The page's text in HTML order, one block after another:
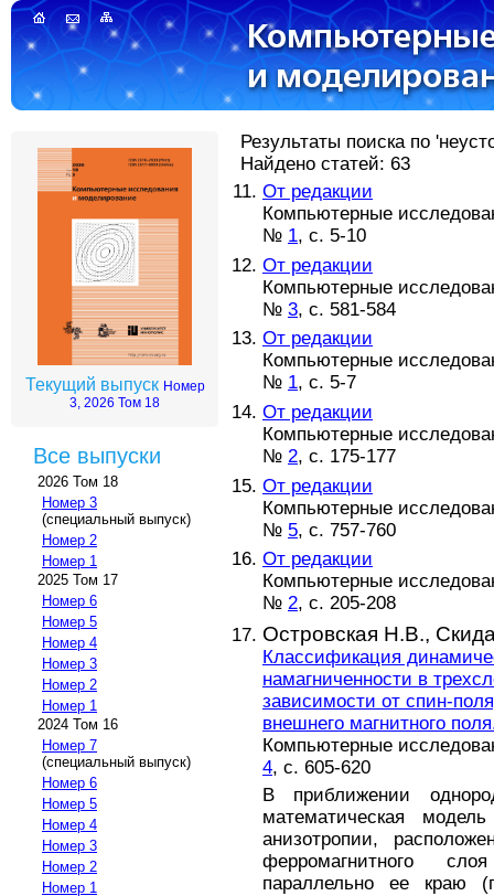
Текущий выпуск Номер
3, 2026 Том 18
Все выпуски
2026 Том 18
Номер 3
(специальный выпуск)
Номер 2
Номер 1
2025 Том 17
Номер 6
Номер 5
Номер 4
Номер 3
Номер 2
Номер 1
2024 Том 16
Номер 7
(специальный выпуск)
Номер 6
Номер 5
Номер 4
Номер 3
Номер 2
Номер 1
Результаты поиска по
Найдено статей: 63
От редакции
Компьютерные
№ 1, с. 5-10
От редакции
Компьютерные
№ 3, с. 581-584
От редакции
Компьютерные
№ 1, с. 5-7
От редакции
Компьютерные
№ 2, с. 175-177
От редакции
Компьютерные
№ 5, с. 757-760
От редакции
Компьютерные
№ 2, с. 205-208
Островская Н.В.,
Классификация
намагниченности в
зависимости от спин-
внешнего магнитного
Компьютерные
4, с. 605-620
В приближении
математическая
анизотропии,
ферромагнитного
параллельно ее краю